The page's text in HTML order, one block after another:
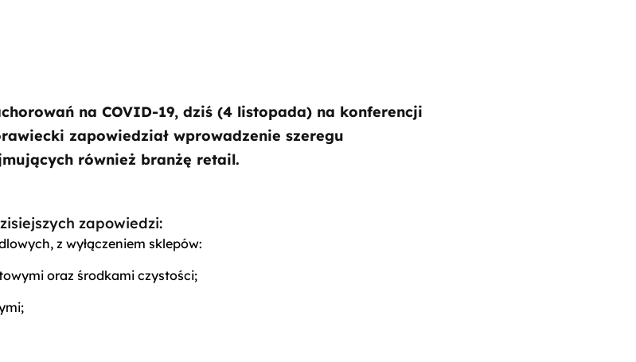
na COVID-19, dziś (4 listopada) na konferencji
zapowiedział wprowadzenie szeregu
również branżę retail.
zapowiedzi:
z wyłączeniem sklepów:
oraz środkami czystości;